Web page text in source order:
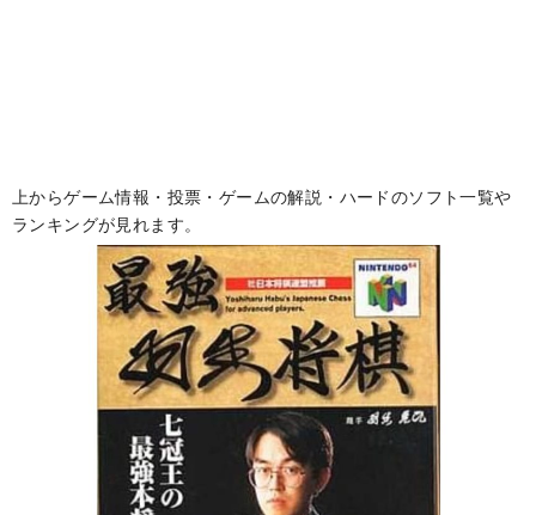
上からゲーム情報・投票・ゲームの解説・ハードのソフト一覧や
ランキングが見れます。